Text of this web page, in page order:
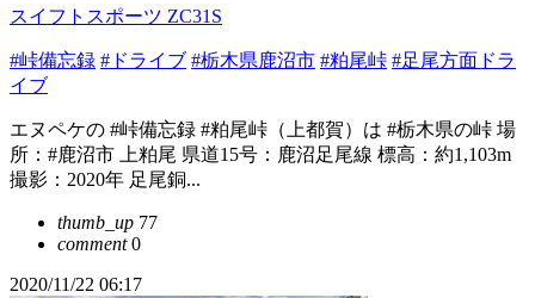
スイフトスポーツ ZC31S
#峠備忘録 #ドライブ #栃木県鹿沼市 #粕尾峠 #足尾方面ドラ
イブ
エヌペケの #峠備忘録 #粕尾峠（上都賀）は #栃木県の峠 場
所：#鹿沼市 上粕尾 県道15号：鹿沼足尾線 標高：約1,103m
撮影：2020年 足尾銅...
thumb_up 77
comment0
2020/11/22 06:17